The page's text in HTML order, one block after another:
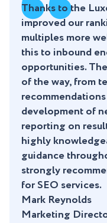
Thanks to the
improved our
multiples more
this to inbound
opportunities.
of the way, from
development of
reporting on
highly
guidance
strongly
for SEO services.
Mark Reynolds
Marketing